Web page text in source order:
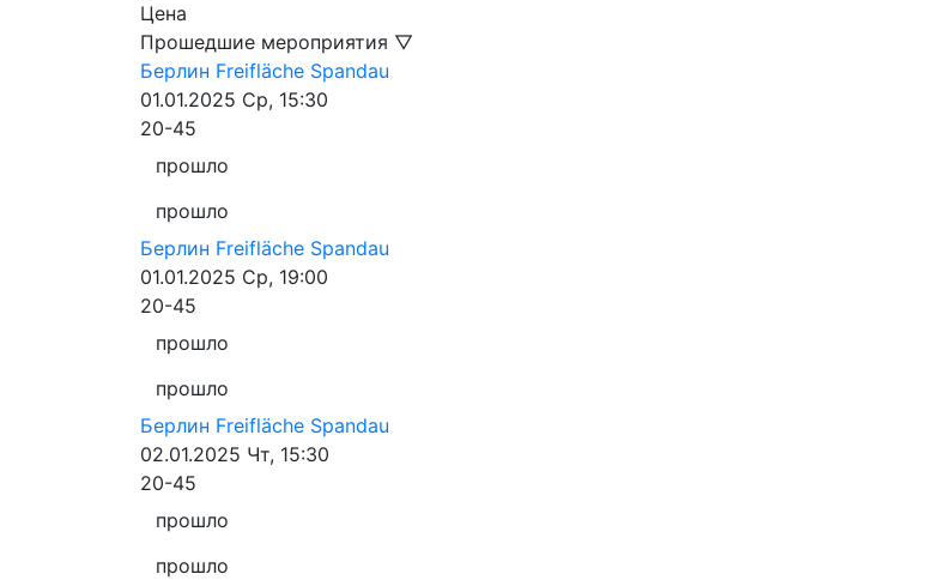
Цена
Прошедшие мероприятия ▽
Берлин Freifläche Spandau
01.01.2025 Ср, 15:30
20-45
прошло
прошло
Берлин Freifläche Spandau
01.01.2025 Ср, 19:00
20-45
прошло
прошло
Берлин Freifläche Spandau
02.01.2025 Чт, 15:30
20-45
прошло
прошло